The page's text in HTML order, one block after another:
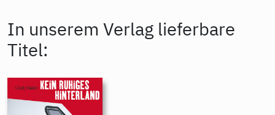
In unserem Verlag lieferbare
Titel: